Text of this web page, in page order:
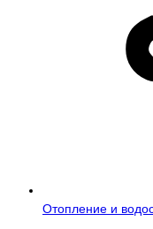
Отопление и